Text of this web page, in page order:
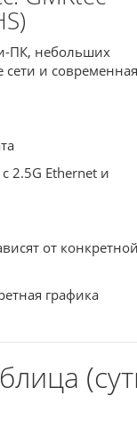
ПК, небольших
сети и современная
2.5G Ethernet и
от
графика